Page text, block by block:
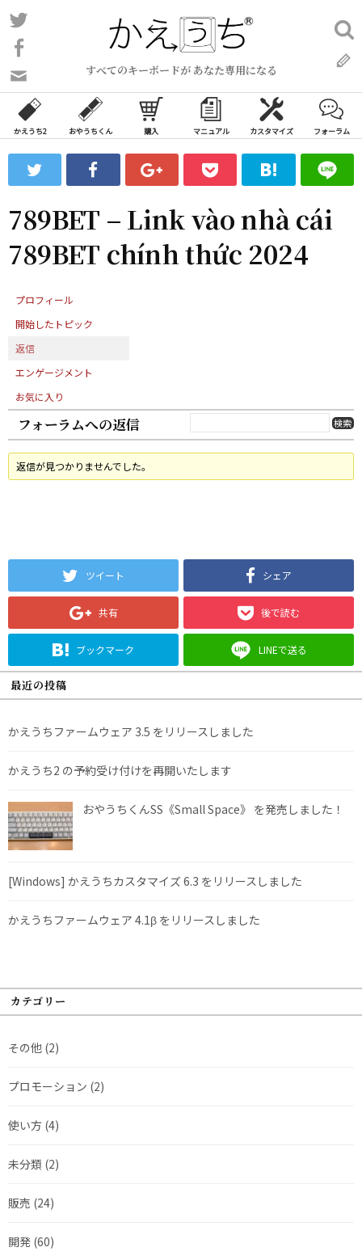
コ
ン
ン
ツ
ス
ッ
プ
すべてのキーボードが あなた専用になる
い
合
わ
フ
ォ
ム
検
索:
かえうち2 おやうちくん 購入 マニュアル カスタマイズ フォーラム
789BET – Link vào nhà cái
789BET chính thức 2024
プロフィール
開始したトピック
返信
エンゲージメント
お気に入り
フォーラムへの返信
返信が見つかりませんでした。
ツイート シェア
共有 後で読む
ブックマーク LINEで送る
最近の投稿
かえうちファームウェア 3.5 をリリースしました
かえうち2 の予約受け付けを再開いたします
おやうちくんSS《Small Space》 を発売しました！
[Windows] かえうちカスタマイズ 6.3 をリリースしました
かえうちファームウェア 4.1β をリリースしました
カテゴリー
その他 (2)
プロモーション (2)
使い方 (4)
未分類 (2)
販売 (24)
開発 (60)